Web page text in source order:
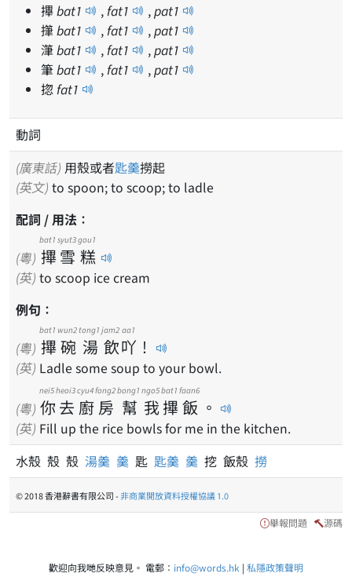
𢳂bat1 ,fat1 ,pat1
𢴩bat1 ,fat1 ,pat1
潷bat1 ,fat1 ,pat1
筆bat1 ,fat1 ,pat1
㧾fat1
動詞
(廣東話) 用殼或者匙羹撈起
(英文) to spoon; to scoop; to ladle
配詞 / 用法：
(粵) 𢳂
bat1
雪
syut3
糕
gou1
(英) to scoop ice cream
例句：
(粵) 𢳂
bat1
碗
wun2
湯
tong1
飲
jam2
吖
aa1
！
(英) Ladle some soup to your bowl.
(粵) 你
nei5
去
heoi3
廚
cyu4
房
fong2
幫
bong1
我
ngo5
𢳂
bat1
飯
faan6
。
(英) Fill up the rice bowls for me in the kitchen.
水殼 殼 殼 湯羹 羹 匙 匙羹 羹 挖 飯殼 撈
© 2018 香港辭書有限公司 -非商業開放資料授權協議 1.0
舉報問題 源碼
歡迎向我哋反映意見。 電郵： info@words.hk | 私隱政策聲明